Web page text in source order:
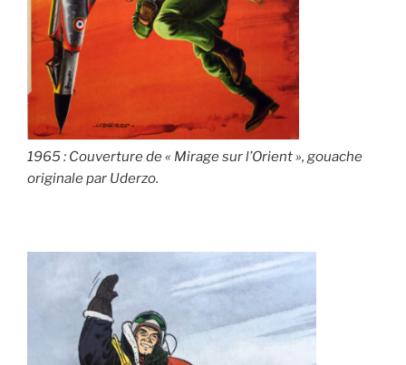
1965 : Couverture de « Mirage sur l’Orient », gouache
originale par Uderzo.